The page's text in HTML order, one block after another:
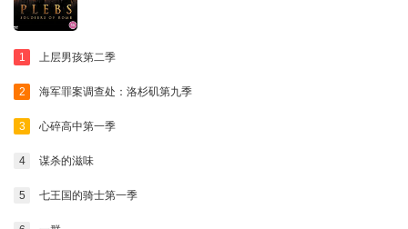
1 上层男孩第二季
2 海军罪案调查处：洛杉矶第九季
3 心碎高中第一季
4 谋杀的滋味
5 七王国的骑士第一季